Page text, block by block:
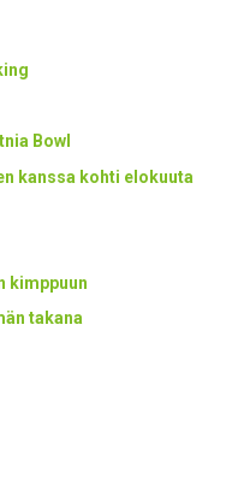
Bowl
kanssa kohti elokuuta
kimppuun
takana